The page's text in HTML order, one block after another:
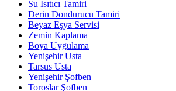
Su Isıtıcı Tamiri
Derin Dondurucu Tamiri
Beyaz Eşya Servisi
Zemin Kaplama
Boya Uygulama
Yenişehir Usta
Tarsus Usta
Yenişehir Şofben
Toroslar Şofben